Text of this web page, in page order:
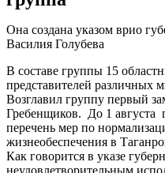
Она создана указом врио
Василия Голубева
В составе группы 15
представителей различных
Возглавил группу первый
Гребенщиков. До 1 августа
перечень мер по
жизнеобеспечения в
Как говорится в указе